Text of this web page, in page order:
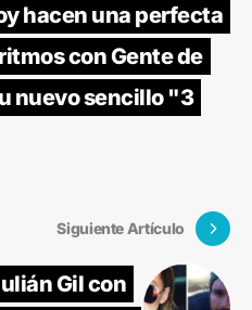
hacen una perfecta
con Gente de
nuevo sencillo "3
Siguiente Artículo
Gil con